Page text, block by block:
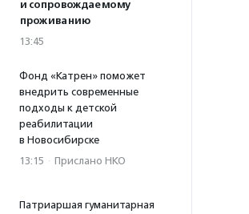
и сопровождаемому
проживанию
13:45
Фонд «Катрен» поможет
внедрить современные
подходы к детской
реабилитации
в Новосибирске
13:15 · Прислано НКО
Патриаршая гуманитарная